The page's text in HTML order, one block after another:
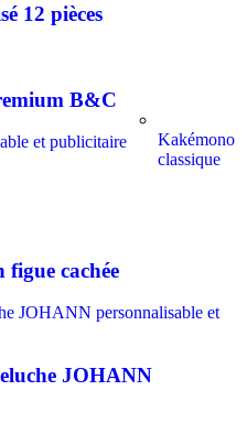
Kakémono
classique
12 pièces
B&C
figue cachée
JOHANN